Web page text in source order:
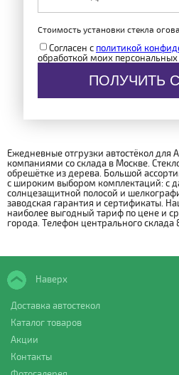
Стоимость установки стекла
Согласен с политикой
обработкой моих
ПОЛУЧИТЬ
Ежедневные отгрузки автостёкол для
компаниями со склада в Москве.
обрешётке из дерева. Большой
с широким выбором комплектаций: с
солнцезащитной полосой и
заводская гарантия и сертификаты.
наиболее выгодный тариф по цене и
города. Телефон центрального склада
Наверх
Доставка автостекол
Каталог товаров
Акции
Контакты